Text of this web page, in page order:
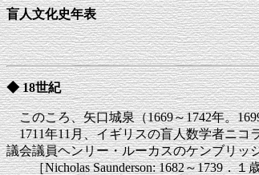
盲人文化史年表
◆ 18世紀
このころ、矢口城泉（1669～1742年。
1711年11月、イギリスの盲人数学者ニコ
議会議員ヘンリー・ルーカスのケンブリッ
［Nicholas Saunderson: 1682～1739．１